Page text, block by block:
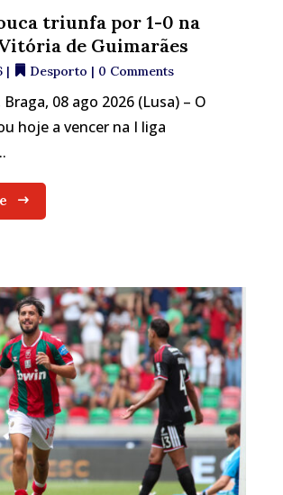
triunfa por 1-0 na
de Guimarães
| Desporto | 0 Comments
08 ago 2026 (Lusa) – O
hoje a vencer na I liga